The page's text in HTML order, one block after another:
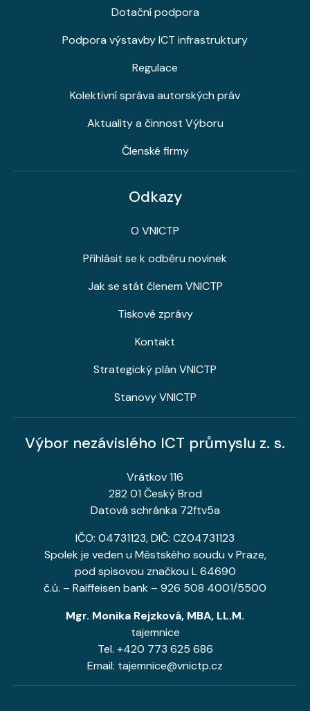
Dotační podpora
Podpora výstavby ICT infrastruktury
Regulace
Kolektivní správa autorských práv
Aktuality a činnost Výboru
Členské firmy
Odkazy
O VNICTP
Přihlásit se k odběru novinek
Jak se stát členem VNICTP
Tiskové zprávy
Kontakt
Strategický plán VNICTP
Stanovy VNICTP
Výbor nezávislého ICT průmyslu z. s.
Vrátkov 116
282 01 Český Brod
Datová schránka 72ftv5a
IČO: 04731123, DIČ: CZ04731123
Spolek je veden u Městského soudu v Praze,
pod spisovou značkou L 64690
č.ú. – Raiffeisen bank – 926 508 4001/5500
Mgr. Monika Rejzková, MBA, LL.M.
tajemnice
Tel. +420 773 625 686
Email: tajemnice@vnictp.cz